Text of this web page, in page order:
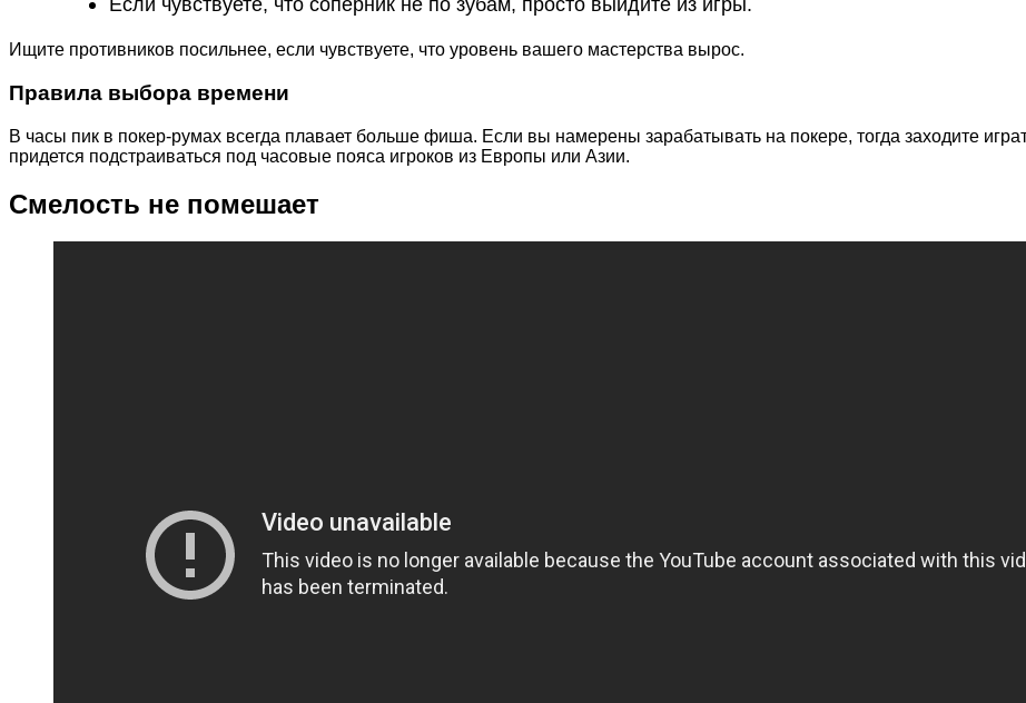
Ищите противников посильнее, если чувствуете, что уровень вашего мастерства вырос.
Правила выбора времени
В часы пик в покер-румах всегда плавает больше фиша. Если вы намерены зарабатывать на покере, тогда заходите
придется подстраиваться под часовые пояса игроков из Европы или Азии.
Смелость не помешает